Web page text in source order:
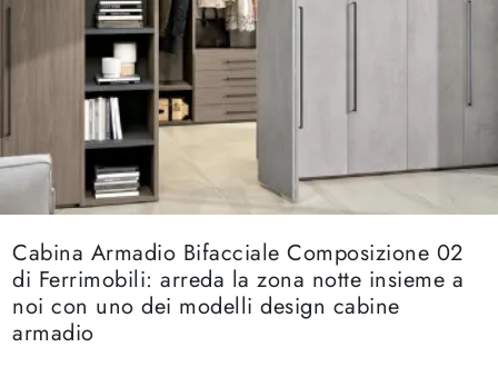
Cabina Armadio Bifacciale Composizione 02
di Ferrimobili: arreda la zona notte insieme a
noi con uno dei modelli design cabine
armadio